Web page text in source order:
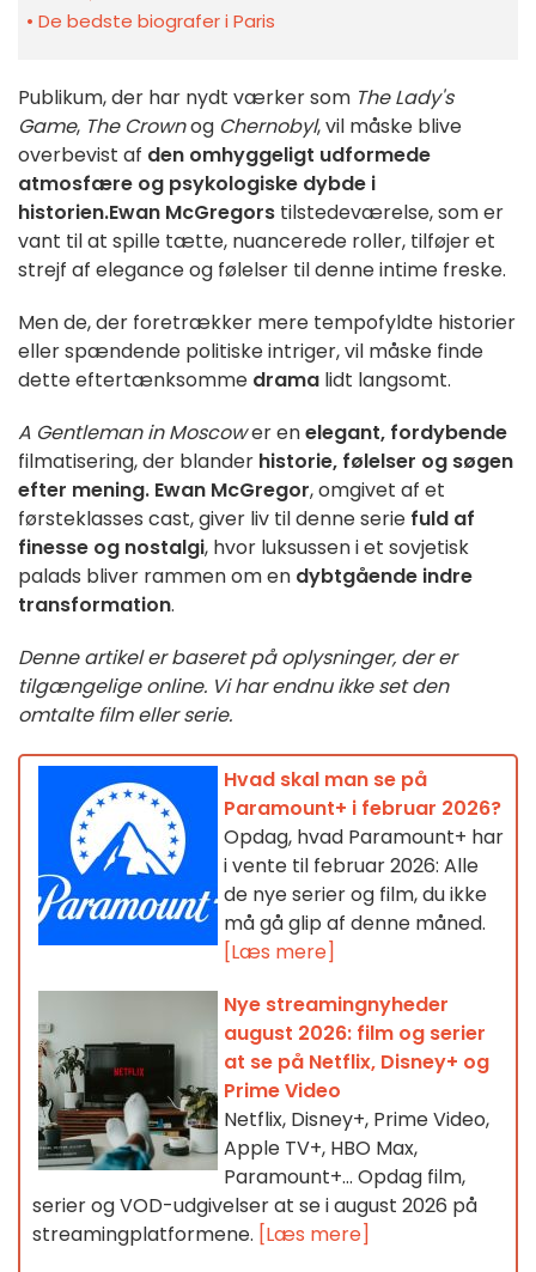
De bedste biografer i Paris
Publikum, der har nydt værker som The Lady's
Game, The Crownog Chernobyl, vil måske blive
overbevist af den omhyggeligt udformede
atmosfære og psykologiske dybde i
historien.Ewan McGregors tilstedeværelse, som er
vant til at spille tætte, nuancerede roller, tilføjer et
strejf af elegance og følelser til denne intime freske.
Men de, der foretrækker mere tempofyldte historier
eller spændende politiske intriger, vil måske finde
dette eftertænksomme drama lidt langsomt.
A Gentleman in Moscower enelegant, fordybende
filmatisering, der blander historie, følelser og søgen
efter mening. Ewan McGregor, omgivet af et
førsteklasses cast, giver liv til denne serie fuld af
finesse og nostalgi, hvor luksussen i et sovjetisk
palads bliver rammen om en dybtgående indre
transformation.
Denne artikel er baseret på oplysninger, der er
tilgængelige online. Vi har endnu ikke set den
omtalte film eller serie.
Hvad skal man se på
Paramount+ i februar 2026?
Opdag, hvad Paramount+ har
i vente til februar 2026: Alle
de nye serier og film, du ikke
må gå glip af denne måned.
[Læs mere]
Nye streamingnyheder
august 2026: film og serier
at se på Netflix, Disney+ og
Prime Video
Netflix, Disney+, Prime Video,
Apple TV+, HBO Max,
Paramount+… Opdag film,
serier og VOD-udgivelser at se i august 2026 på
streamingplatformene. [Læs mere]